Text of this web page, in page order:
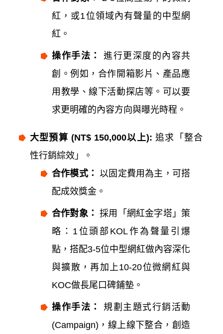
紅，或1位領域內有聲量的中型網
紅。
操作手法：
進行更深度的內容共
創。例如，合作開箱影片、產品應
用教學、線下活動探店等。可以要
求更明確的內容方向與曝光時程。
大型預算 (NT$ 150,000以上): 追求「整合
性行銷綜效」。
合作模式： 以固定費用為主，可搭
配成效獎金。
合作對象： 採用「網紅金字塔」策
略：1位頭部KOL作為聲量引爆
點，搭配3-5位中型網紅做內容深化
與擴散，再加上10-20位微網紅與
KOC做長尾口碑鋪墊。
操作手法：
規劃主題式行銷活動
(Campaign)，線上線下整合，創造